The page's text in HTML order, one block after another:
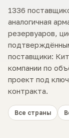
1336
аналогичная
резервуаров,
поставщики:
компании по
проект под
контракта.
Все страны